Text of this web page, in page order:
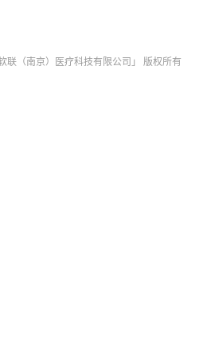
（南京）医疗科技有限公司」 版权所有